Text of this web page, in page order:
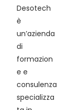
Desotech
è
un’azienda
di
formazion
e e
consulenza
specializza